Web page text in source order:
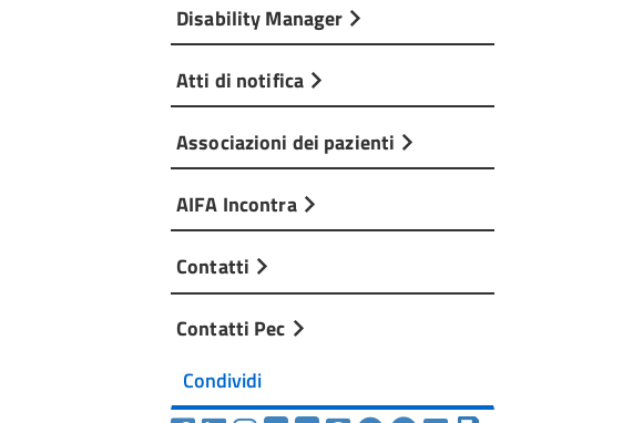
Disability Manager
Atti di notifica
Associazioni dei pazienti
AIFA Incontra
Contatti
Contatti Pec
Condividi